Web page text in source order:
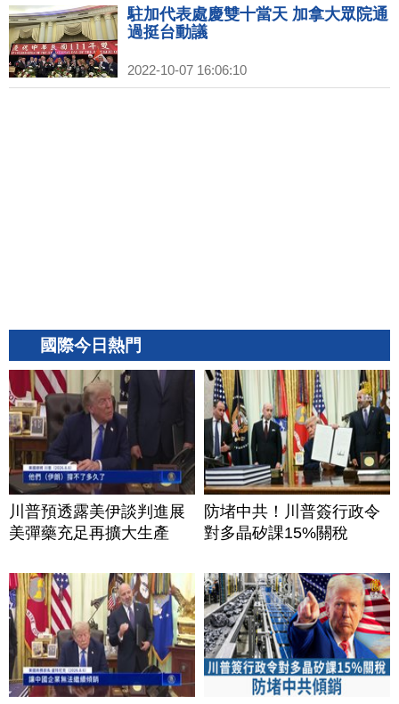
駐加代表處慶雙十當天 加拿大眾院通
過挺台動議
2022-10-07 16:06:10
國際今日熱門
川普預透露美伊談判進展
美彈藥充足再擴大生產
防堵中共！川普簽行政令
對多晶矽課15%關稅